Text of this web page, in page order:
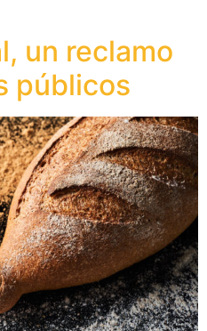
un reclamo
públicos